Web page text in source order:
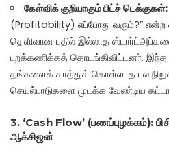
கேள்விக் குறியாகும் பிட்ச் டெக்குகள்:
(Profitability) எப்போது வரும்?”
தெளிவான பதில் இல்லாத
புறக்கணிக்கத் தொடங்கிவிட்டனர்.
தங்களைக் காத்துக் கொள்ளாத பல
செயல்பாடுகளை முடக்க வேண்டிய
3. ‘Cash Flow’ (பணப்புழக்கம்):
ஆக்சிஜன்